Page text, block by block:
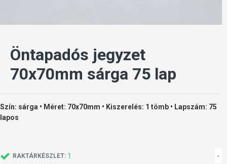
Öntapadós jegyzet
70x70mm sárga 75 lap
Szín: sárga • Méret: 70x70mm • Kiszerelés: 1 tömb • Lapszám: 75
lapos
RAKTÁRKÉSZLET: 1 -